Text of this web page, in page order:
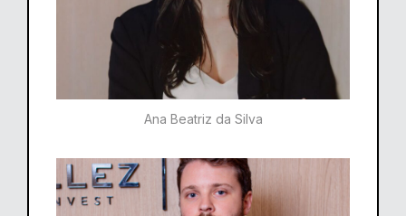
Ana Beatriz da Silva